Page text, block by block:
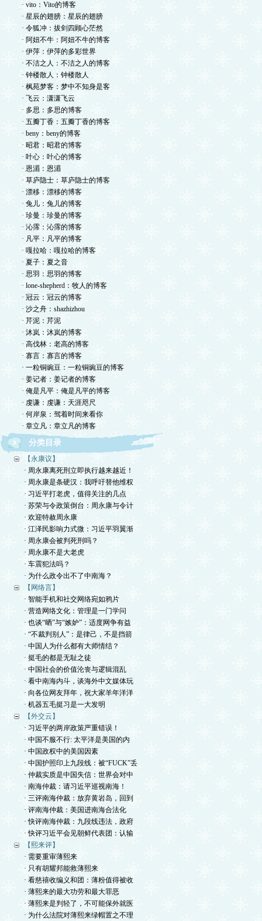
· vito：Vito的博客
· 星辰的翅膀：星辰的翅膀
· 令狐冲：拔剑四顾心茫然
· 阿妞不牛：阿妞不牛的博客
· 伊萍：伊萍的多彩世界
· 不洁之人：不洁之人的博客
· 钟楼散人：钟楼散人
· 枫苑梦客：梦中不知身是客
· 飞云：潇潇飞云
· 多思：多思的博客
· 五瓣丁香：五瓣丁香的博客
· beny：beny的博客
· 昭君：昭君的博客
· 叶心：叶心的博客
· 恩湄：恩湄
· 草庐隐士：草庐隐士的博客
· 漂移：漂移的博客
· 兔儿：兔儿的博客
· 珍曼：珍曼的博客
· 沁霈：沁霈的博客
· 凡平：凡平的博客
· 嘎拉哈：嘎拉哈的博客
· 夏子：夏之音
· 思羽：思羽的博客
· lone-shepherd：牧人的博客
· 冠云：冠云的博客
· 沙之舟：shazhizhou
· 芹泥：芹泥
· 沐岚：沐岚的博客
· 高伐林：老高的博客
· 寡言：寡言的博客
· 一粒铜豌豆：一粒铜豌豆的博客
· 姜记者：姜记者的博客
· 俺是凡平：俺是凡平的博客
· 虔谦：虔谦：天涯咫尺
· 何岸泉：驾着时间来看你
· 章立凡：章立凡的博客
分类目录
【永康议】
· 周永康离死刑立即执行越来越近！
· 周永康是条硬汉：我呼吁替他维权
· 习近平打老虎，值得关注的几点
· 苏荣与令政策倒台：周永康与令计
· 欢迎特赦周永康
· 江泽民影响力式微：习近平羽翼渐
· 周永康会被判死刑吗？
· 周永康不是大老虎
· 车震犯法吗？
· 为什么政令出不了中南海？
【网络言】
· 智能手机和社交网络宛如鸦片
· 营造网络文化：管理是一门学问
· 也谈“晒”与“嫉妒”：适度网争有益
· “不裁判别人”：是律己，不是挡箭
· 中国人为什么都有大师情结？
· 挺毛的都是无耻之徒
· 中国社会的价值沦丧与逻辑混乱
· 看中南海内斗，谈海外中文媒体玩
· 向各位网友拜年，祝大家羊年洋洋
· 机器五毛挺习是一大发明
【外交云】
· 习近平的两岸政策严重错误！
· 中国不服不行: 太平洋是美国的内
· 中国政权中的美国因素
· 中国护照印上九段线：被“FUCK”丢
· 仲裁实质是中国失信：世界会对中
· 南海仲裁：请习近平巡视南海！
· 三评南海仲裁：放弃黄岩岛，回到
· 评南海仲裁：美国进南海合法化
· 快评南海仲裁：九段线违法，政府
· 快评习近平会见朝鲜代表团：认输
【熙来评】
· 需要重审薄熙来
· 只有胡耀邦能救薄熙来
· 看慈禧收编义和团：薄粉值得被收
· 薄熙来的最大功劳和最大罪恶
· 薄熙来是判轻了，不可能保外就医
· 为什么法院对薄熙来绿帽置之不理